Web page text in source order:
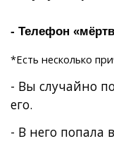
- Телефон
*Есть несколько
- Вы случайно
его.
- В него попала